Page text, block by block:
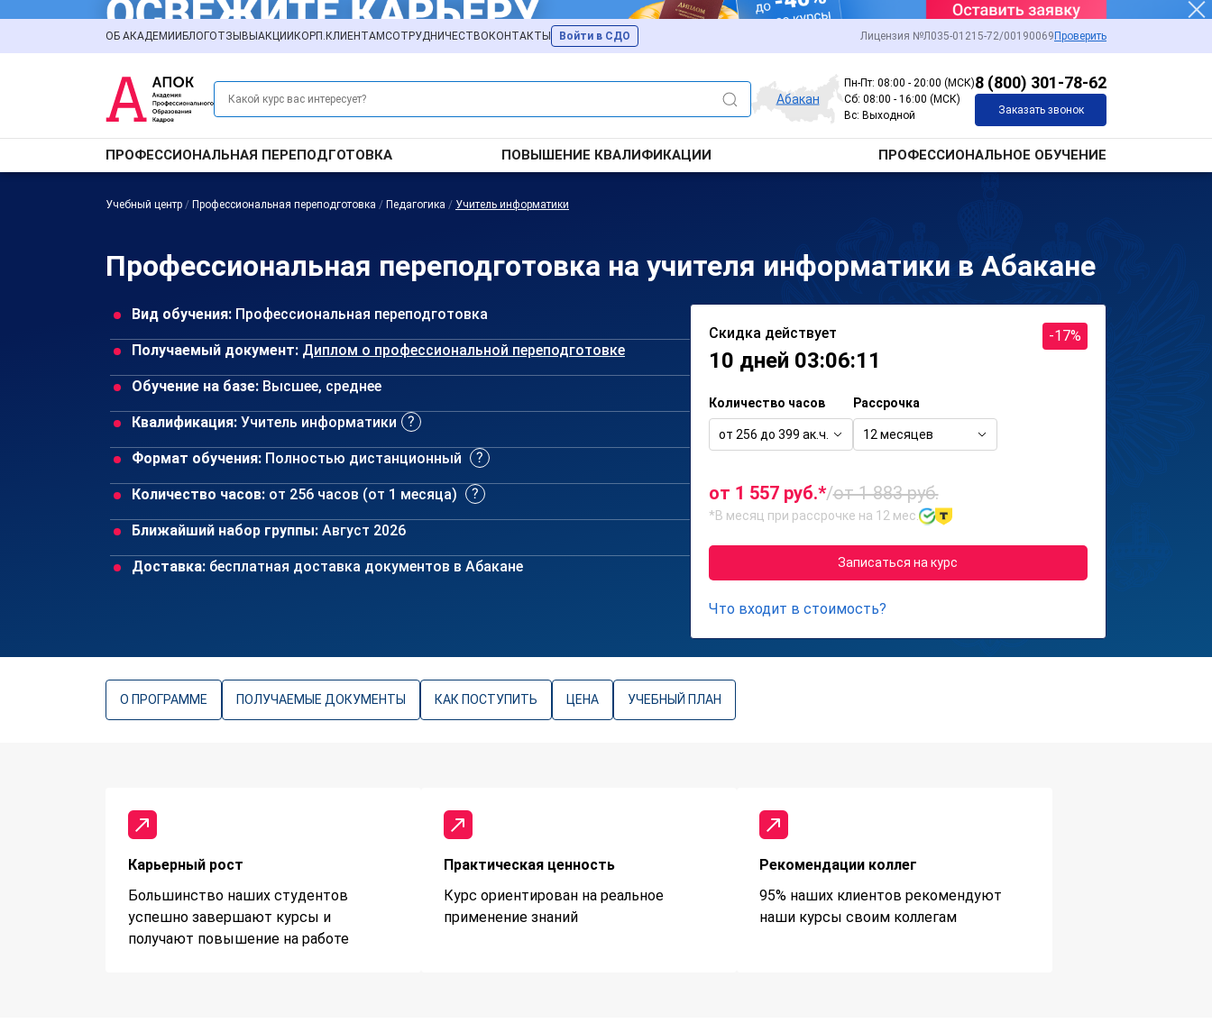
ОБ АКАДЕМИИ БЛОГОТЗЫВЫ АКЦИИ КОРП.КЛИЕНТАМСОТРУДНИЧЕСТВО КОНТАКТЫ Войти в СДО Лицензия №Л035-01215-72/00190069 Проверить
Абакан
Пн-Пт: 08:00 - 20:00 (МСК)
Сб: 08:00 - 16:00 (МСК)
Вс: Выходной
8 (800) 301-78-62
Заказать звонок
ПРОФЕССИОНАЛЬНАЯ ПЕРЕПОДГОТОВКА ПОВЫШЕНИЕ КВАЛИФИКАЦИИ ПРОФЕССИОНАЛЬНОЕ ОБУЧЕНИЕ
Учебный центр / Профессиональная переподготовка / Педагогика / Учитель информатики
Профессиональная переподготовка на учителя информатики в Абакане
Вид обучения: Профессиональная переподготовка
Получаемый документ: Диплом о профессиональной переподготовке
Обучение на базе: Высшее, среднее
Квалификация: Учитель информатики
Формат обучения: Полностью дистанционный
Количество часов: от 256 часов (от 1 месяца)
Ближайший набор группы: Август 2026
Доставка: бесплатная доставка документов в Абакане
Скидка действует
10 дней 03:06:11
-17%
Количество часов
от 256 до 399 ак.ч.
Рассрочка
12 месяцев
от 1 557 руб.*/от 1 883 руб.
*В месяц при рассрочке на 12 мес.
Записаться на курс
Что входит в стоимость?
О ПРОГРАММЕ ПОЛУЧАЕМЫЕ ДОКУМЕНТЫ КАК ПОСТУПИТЬ ЦЕНА УЧЕБНЫЙ ПЛАН
Карьерный рост
Большинство наших студентов
успешно завершают курсы и
получают повышение на работе
Практическая ценность
Курс ориентирован на реальное
применение знаний
Рекомендации коллег
95% наших клиентов рекомендуют
наши курсы своим коллегам